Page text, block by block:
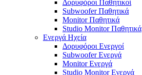
Δορυφόροι Παθητικοί
Subwoofer Παθητικά
Monitor Παθητικά
Studio Monitor Παθητικά
Ενεργά Ηχεία
Δορυφόροι Ενεργοί
Subwoofer Ενεργά
Monitor Ενεργά
Studio Monitor Ενεργά